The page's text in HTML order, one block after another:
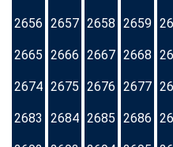
2656 2657 2658 2659
2665 2666 2667 2668
2674 2675 2676 2677
2683 2684 2685 2686